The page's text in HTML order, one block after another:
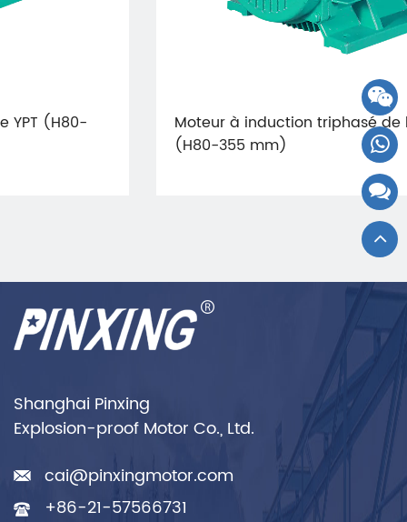
Moteur à induction triphasé de la série IE3
Shanghai Pinxing
Explosion-proof Motor Co., Ltd.
cai@pinxingmotor.com
+86-21-57566731